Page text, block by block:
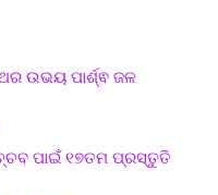
ଉଭୟ ପାର୍ଶ୍ଵ ଜଳ
ପାଇଁ ୧୭ତମ ପ୍ରସ୍ତୁତି